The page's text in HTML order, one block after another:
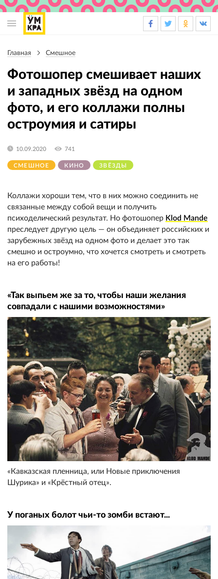
навигации
Главная Смешное
Фотошопер смешивает наших
и западных звёзд на одном
фото, и его коллажи полны
остроумия и сатиры
СМЕШНОЕ КИНО ЗВЁЗДЫ
10.09.2020 741
Коллажи хороши тем, что в них можно соединить не
связанные между собой вещи и получить
психоделический результат. Но фотошопер Klod Mande
преследует другую цель — он объединяет российских и
зарубежных звёзд на одном фото и делает это так
смешно и остроумно, что хочется смотреть и смотреть
на его работы!
«Так выпьем же за то, чтобы наши желания
совпадали с нашими возможностями»
«Кавказская пленница, или Новые приключения
Шурика» и «Крёстный отец».
У поганых болот чьи-то зомби встают...